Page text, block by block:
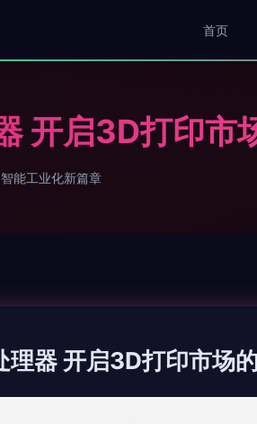
首页
开启3D打印市
能工业化新篇章
器 开启3D打印市场